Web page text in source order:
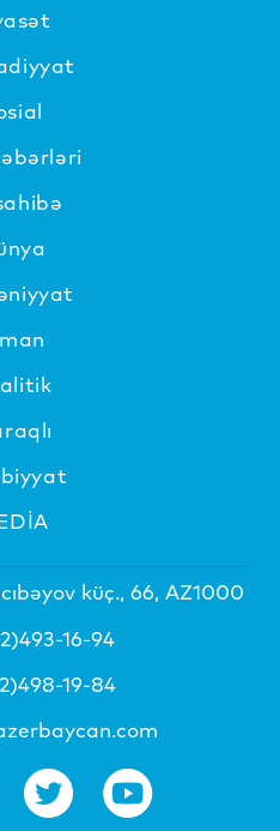
küç., 66, AZ1000
16-94
19-84